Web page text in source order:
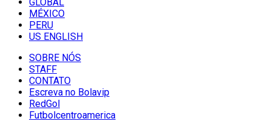
MÉXICO
PERU
US ENGLISH
SOBRE NÓS
STAFF
CONTATO
Escreva no Bolavip
RedGol
Futbolcentroamerica